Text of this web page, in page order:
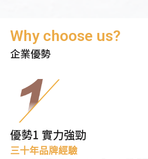
Why choose us?
企業優勢
優勢1 實力強勁
三十年品牌經驗